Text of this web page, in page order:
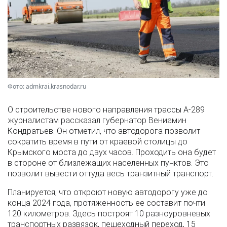
Фото: admkrai.krasnodar.ru
О строительстве нового направления трассы А-289
журналистам рассказал губернатор Вениамин
Кондратьев. Он отметил, что автодорога позволит
сократить время в пути от краевой столицы до
Крымского моста до двух часов. Проходить она будет
в стороне от близлежащих населенных пунктов. Это
позволит вывести оттуда весь транзитный транспорт.
Планируется, что откроют новую автодорогу уже до
конца 2024 года, протяженность ее составит почти
120 километров. Здесь построят 10 разноуровневых
транспортных развязок, пешеходный переход, 15